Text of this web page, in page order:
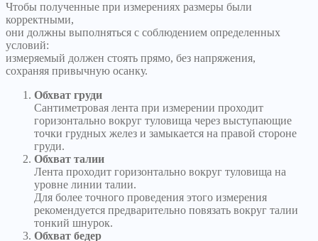
Чтобы полученные при измерениях размеры были
корректными,
они должны выполняться с соблюдением определенных
условий:
измеряемый должен стоять прямо, без напряжения,
сохраняя привычную осанку.
Обхват груди
Сантиметровая лента при измерении проходит
горизонтально вокруг туловища через выступающие
точки грудных желез и замыкается на правой стороне
груди.
Обхват талии
Лента проходит горизонтально вокруг туловища на
уровне линии талии.
Для более точного проведения этого измерения
рекомендуется предварительно повязать вокруг талии
тонкий шнурок.
Обхват бедер